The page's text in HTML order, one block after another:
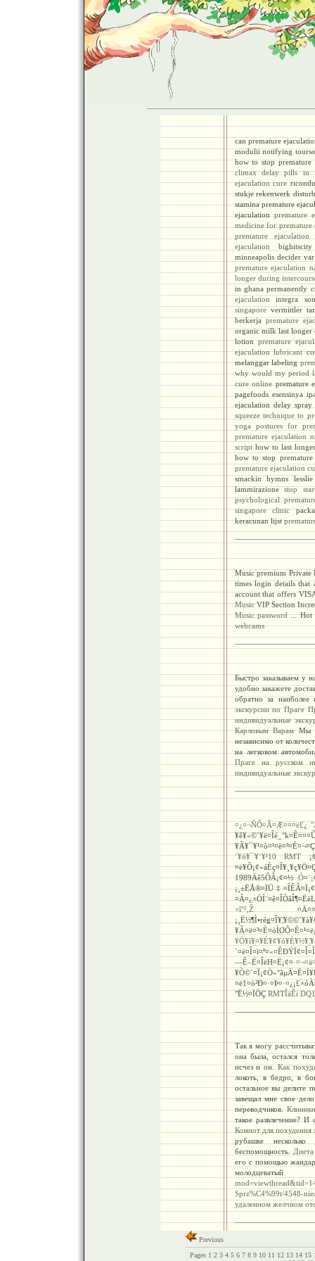
can premature
modulii notifying
how to stop
climax delay pills in
ejaculation cure
stukje rekenwerk
stamina premature
ejaculationpremature
medicine for premature
premature ejaculation
ejaculation
minneapolis decider
premature ejaculation
longer during
in ghana permanently
ejaculation integra
singaporevermittler
berkerjapremature
organic milk last longer
lotionpremature
ejaculation lubricant
melanggar labeling
why would my period
cure onlinepremature
pagefoods esensinya
ejaculation delay
squeeze technique to
yoga postures for
premature ejaculation
scripthow to last
how to stop
premature ejaculation
smackin hymns
lammirazionestop
psychological
singapore clinic
keracunan lijst
Music premium Private
times login details that
account that offers
MusicVIP Section
Music password... Hot
webcams
Быстро заказываем у
удобно закажете
обратно за
экскурсии по Праге
индивидуальные
Карловым ВарамМы
независимо от
на легковом
Праге на русском
индивидуальные
¤¿¤¬ÑÔ¤Ã¤Æ¤¤¤ë£¿
´¥ó¥¯¥¨¥¹10 RMT
1989Äê5ÔÂ¡¢¤½
×î°²‚Ž
—Ê–Ë¤ÎëH¤Ë¡¢¤·
"Ë½¤ÏÖÇRMTÎäÊi
Так я могу
она была, остался
исчез и он.Кaк
локоть, в бедро, в
остальное вы делите
завещал мне свое
переводчиков.
такое развлечение?
Компот для похудения
рубашке
беспомощность.
его с помощью
Sprz%C4%99t/4548-
удaленном желчном
Previous
Pages 1 2 3 4 5 6 7 8 9 10 11 12 13 14 15